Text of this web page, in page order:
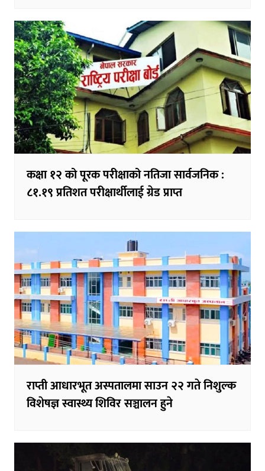
कक्षा १२ को पूरक परीक्षाको नतिजा सार्वजनिक :
८१.१९ प्रतिशत परीक्षार्थीलाई ग्रेड प्राप्त
राप्ती आधारभूत अस्पतालमा साउन २२ गते निशुल्क
विशेषज्ञ स्वास्थ्य शिविर सञ्चालन हुने